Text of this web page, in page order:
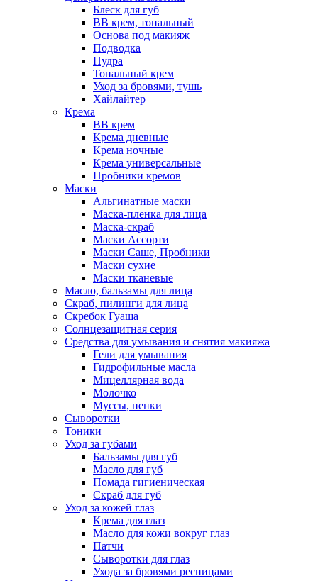
Блеск для губ
ВВ крем, тональный
Основа под макияж
Подводка
Пудра
Тональный крем
Уход за бровями, тушь
Хайлайтер
Крема
ВВ крем
Крема дневные
Крема ночные
Крема универсальные
Пробники кремов
Маски
Альгинатные маски
Маска-пленка для лица
Маска-скраб
Маски Ассорти
Маски Саше, Пробники
Маски сухие
Маски тканевые
Масло, бальзамы для лица
Скраб, пилинги для лица
Скребок Гуаша
Солнцезащитная серия
Средства для умывания и снятия макияжа
Гели для умывания
Гидрофильные масла
Мицеллярная вода
Молочко
Муссы, пенки
Сыворотки
Тоники
Уход за губами
Бальзамы для губ
Масло для губ
Помада гигиеническая
Скраб для губ
Уход за кожей глаз
Крема для глаз
Масло для кожи вокруг глаз
Патчи
Сыворотки для глаз
Ухода за бровями ресницами